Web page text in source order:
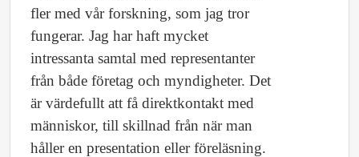
fler med vår forskning, som jag tror
fungerar. Jag har haft mycket
intressanta samtal med representanter
från både företag och myndigheter. Det
är värdefullt att få direktkontakt med
människor, till skillnad från när man
håller en presentation eller föreläsning.